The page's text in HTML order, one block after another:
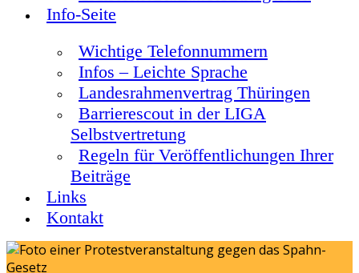
Info-Seite
Wichtige Telefonnummern
Infos – Leichte Sprache
Landesrahmenvertrag Thüringen
Barrierescout in der LIGA
Selbstvertretung
Regeln für Veröffentlichungen Ihrer
Beiträge
Links
Kontakt